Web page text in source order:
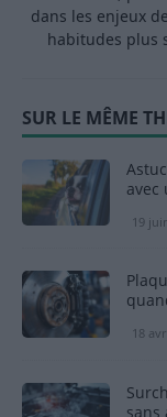
dans les enjeux
habitudes plus
SUR LE MÊME
avec
19
18
sans